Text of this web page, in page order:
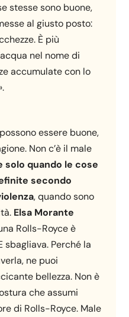
stesse sono buone,
al giusto posto:
È più
nel nome di
accumulate con lo
essere buone,
Non c’è il male
solo quando le cose
secondo
, quando sono
Elsa Morante
Rolls-Royce è
sbagliava. Perché la
ne puoi
bellezza. Non è
che assumi
di Rolls-Royce. Male